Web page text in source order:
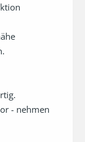
- nehmen